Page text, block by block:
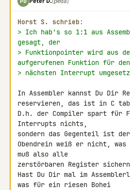
Horst S. schrieb:
> Ich hab's so 1:1 aus
gesagt, der
> Funktionpointer wird aus
aufgerufenen Funktion für den
> nächsten Interrupt
In Assembler kannst Du Dir
reservieren, das ist in C
D.h. der Compiler spart für
Interrupts nichts,
sondern das Gegenteil ist
Obendrein weiß er nicht,
muß also alle
zerstörbaren Register
Hast Du Dir mal im
was für ein riesen Bohei